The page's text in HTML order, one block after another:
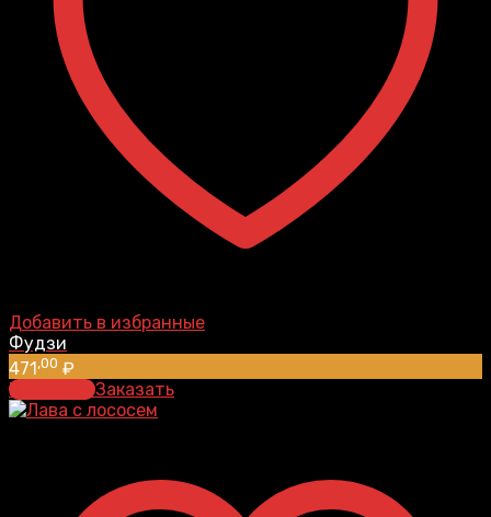
Добавить в избранные
Фудзи
471,00 ₽
В корзинуЗаказать